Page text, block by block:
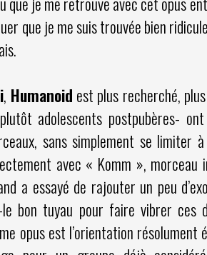
que je me suis trouvée bien
, Humanoid est plus recherché,
adolescents postpubères-
sans simplement se limiter
avec « Komm »,
a essayé de rajouter un peu
bon tuyau pour faire vibrer ces
opus est l’orientation résolument